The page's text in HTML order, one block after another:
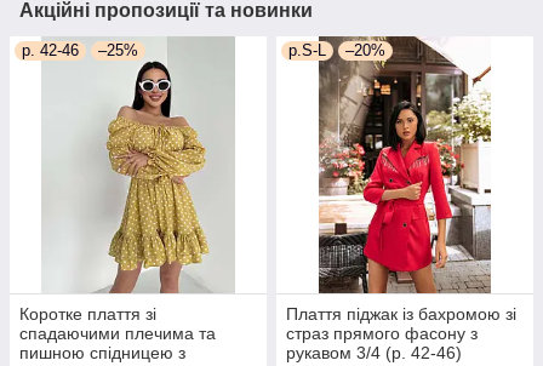
Акційні пропозиції та новинки
р. 42-46 –25%
Коротке плаття зі
спадаючими плечима та
пишною спідницею з
р.S-L –20%
Плаття піджак із бахромою зі
страз прямого фасону з
рукавом 3/4 (р. 42-46)